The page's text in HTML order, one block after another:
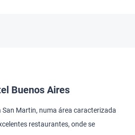
Buenos Aires
San Martin, numa área caracterizada
restaurantes, onde se